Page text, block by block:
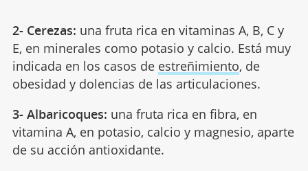
2- Cerezas: una fruta rica en vitaminas A, B, C y
E, en minerales como potasio y calcio. Está muy
indicada en los casos de estreñimiento, de
obesidad y dolencias de las articulaciones.
3- Albaricoques: una fruta rica en fibra, en
vitamina A, en potasio, calcio y magnesio, aparte
de su acción antioxidante.